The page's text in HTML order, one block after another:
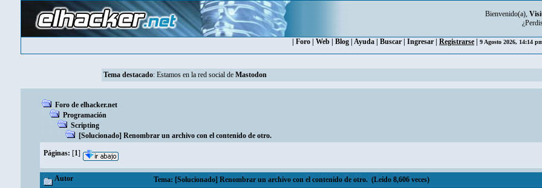
Bienvenido(a),
Foro Web Blog Ayuda Buscar Ingresar Registrarse 9 Agosto 2026, 14:14
Tema destacado: Estamos en la red social de Mastodon
Foro de elhacker.net
Programación
Scripting
[Solucionado] Renombrar un archivo con el contenido de otro.
Páginas: [1]
Autor Tema: [Solucionado] Renombrar un archivo con el contenido de otro. (Leído 8,606 veces)